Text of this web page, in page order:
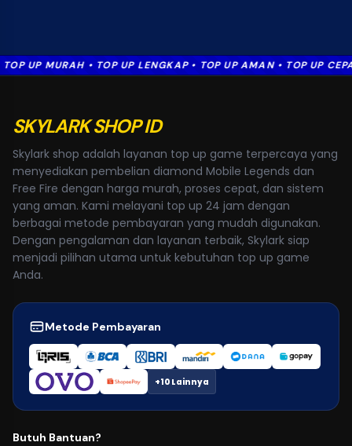
• TOP UP LENGKAP • TOP UP AMAN • TOP UP CEPAT •
SKYLARK SHOP ID
Skylark shop adalah layanan top up game terpercaya yang
menyediakan pembelian diamond Mobile Legends dan
Free Fire dengan harga murah, proses cepat, dan sistem
yang aman. Kami melayani top up 24 jam dengan
berbagai metode pembayaran yang mudah digunakan.
Dengan pengalaman dan layanan terbaik, Skylark siap
menjadi pilihan utama untuk kebutuhan top up game
Anda.
Metode Pembayaran
+10 Lainnya
Butuh Bantuan?